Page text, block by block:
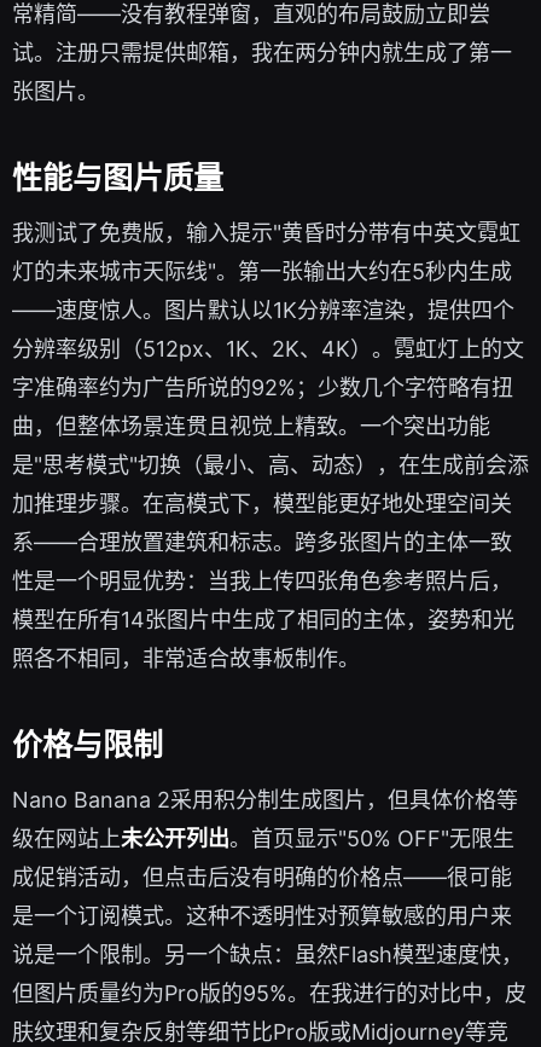
常精简——没有教程弹窗，直观的布局鼓励立即尝
试。注册只需提供邮箱，我在两分钟内就生成了第一
张图片。
性能与图片质量
我测试了免费版，输入提示"黄昏时分带有中英文霓虹
灯的未来城市天际线"。第一张输出大约在5秒内生成
——速度惊人。图片默认以1K分辨率渲染，提供四个
分辨率级别（512px、1K、2K、4K）。霓虹灯上的文
字准确率约为广告所说的92%；少数几个字符略有扭
曲，但整体场景连贯且视觉上精致。一个突出功能
是"思考模式"切换（最小、高、动态），在生成前会添
加推理步骤。在高模式下，模型能更好地处理空间关
系——合理放置建筑和标志。跨多张图片的主体一致
性是一个明显优势：当我上传四张角色参考照片后，
模型在所有14张图片中生成了相同的主体，姿势和光
照各不相同，非常适合故事板制作。
价格与限制
Nano Banana 2采用积分制生成图片，但具体价格等
级在网站上未公开列出。首页显示"50% OFF"无限生
成促销活动，但点击后没有明确的价格点——很可能
是一个订阅模式。这种不透明性对预算敏感的用户来
说是一个限制。另一个缺点：虽然Flash模型速度快，
但图片质量约为Pro版的95%。在我进行的对比中，皮
肤纹理和复杂反射等细节比Pro版或Midjourney等竞